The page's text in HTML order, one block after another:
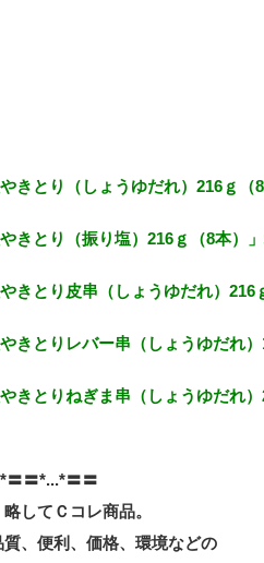
きとり（しょうゆだれ）216ｇ（
きとり（振り塩）216ｇ（8本）
きとり皮串（しょうゆだれ）216
きとりレバー串（しょうゆだれ）
きとりねぎま串（しょうゆだれ）
〓〓*...*〓〓
してＣコレ商品。
、便利、価格、環境などの